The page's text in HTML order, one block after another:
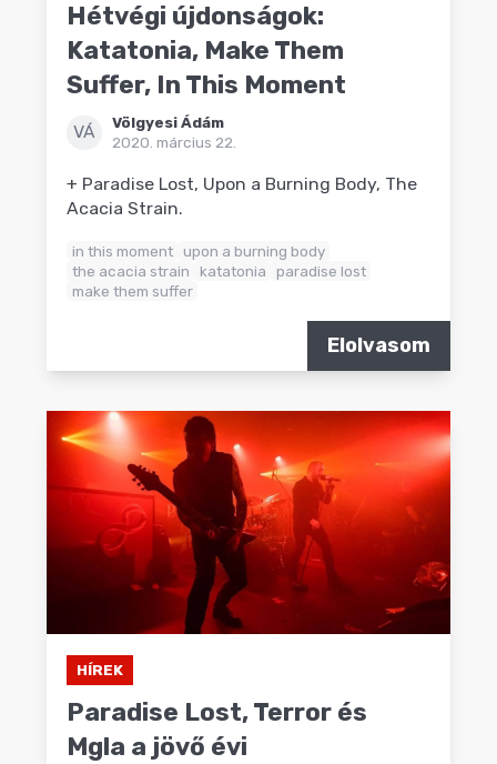
Hétvégi újdonságok:
Katatonia, Make Them
Suffer, In This Moment
VÁ
Völgyesi Ádám
2020. március 22.
+ Paradise Lost, Upon a Burning Body, The
Acacia Strain.
in this moment upon a burning body
the acacia strain
katatonia
paradise lost
make them suffer
Elolvasom
HÍREK
Paradise Lost, Terror és
Mgla a jövő évi